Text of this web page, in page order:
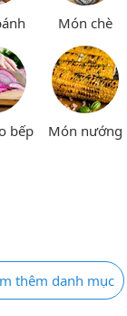
Món chè
bếp Món nướng
thêm danh mục